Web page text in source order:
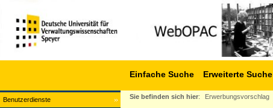
Benutzerdienste
Einfache Suche Erweiterte Suche
Sie befinden sich hier: Erwerbungsvorschlag